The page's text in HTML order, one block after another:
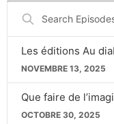
Search
Episodes
Les éditions Au
NOVEMBRE 13, 2025
Que faire de
OCTOBRE 30, 2025